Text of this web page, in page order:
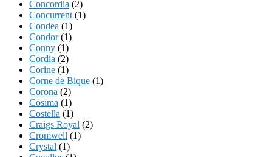
Concordia (2)
Concurrent (1)
Condea (1)
Condor(1)
Conny (1)
Cordia (2)
Corine (1)
Corne de Bique (1)
Corona (2)
Cosima (1)
Costella (1)
Craigs Royal (2)
Cromwell (1)
Crystal (1)